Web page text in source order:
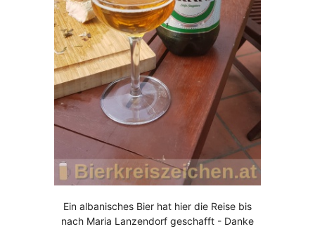
Ein albanisches Bier hat hier die Reise bis
nach Maria Lanzendorf geschafft - Danke